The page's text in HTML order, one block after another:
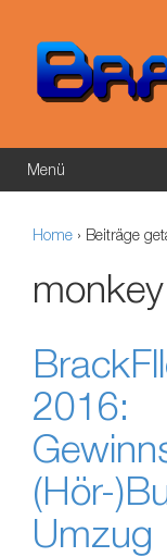
Menü
Home › Beiträge
2016:
(Hör-
Umzug